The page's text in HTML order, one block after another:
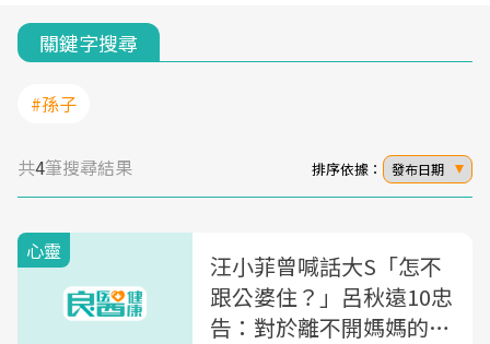
關鍵字搜尋
#孫子
共4筆搜尋結果 排序依據： 發布日期
心靈
汪小菲曾喊話大S「怎不
跟公婆住？」呂秋遠10忠
告：對於離不開媽媽的先